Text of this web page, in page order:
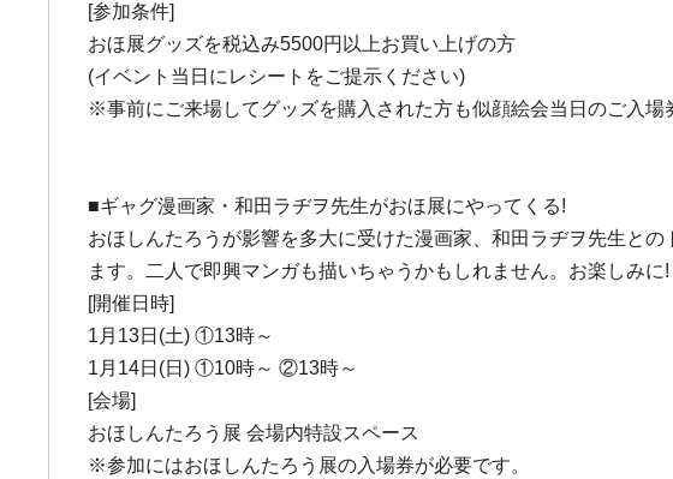
[参加条件]
おほ展グッズを税込み5500円以上お買い上げの方
(イベント当日にレシートをご提示ください)
※事前にご来場してグッズを購入された方も似顔絵会当日のご入場
■ギャグ漫画家・和田ラヂヲ先生がおほ展にやってくる!
おほしんたろうが影響を多大に受けた漫画家、和田ラヂヲ先生と
ます。二人で即興マンガも描いちゃうかもしれません。お楽しみに!
[開催日時]
1月13日(土) ①13時～
1月14日(日) ①10時～ ②13時～
[会場]
おほしんたろう展 会場内特設スペース
※参加にはおほしんたろう展の入場券が必要です。